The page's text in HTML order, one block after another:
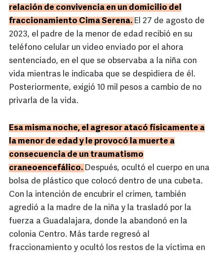
relación de convivencia en un domicilio del
fraccionamiento Cima Serena. El 27 de agosto de
2023, el padre de la menor de edad recibió en su
teléfono celular un video enviado por el ahora
sentenciado, en el que se observaba a la niña con
vida mientras le indicaba que se despidiera de él.
Posteriormente, exigió 10 mil pesos a cambio de no
privarla de la vida.
Esa misma noche, el agresor atacó físicamente a
la menor de edad y le provocó la muerte a
consecuencia de un traumatismo
craneoencefálico. Después, ocultó el cuerpo en una
bolsa de plástico que colocó dentro de una cubeta.
Con la intención de encubrir el crimen, también
agredió a la madre de la niña y la trasladó por la
fuerza a Guadalajara, donde la abandonó en la
colonia Centro. Más tarde regresó al
fraccionamiento y ocultó los restos de la víctima en